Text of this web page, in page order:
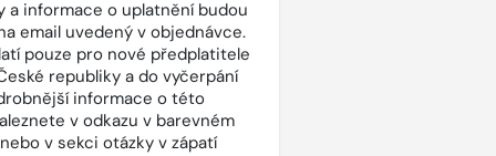
a informace o uplatnění budou
email uvedený v objednávce.
pouze pro nové předplatitele
republiky a do vyčerpání
informace o této
v odkazu v barevném
v sekci otázky v zápatí